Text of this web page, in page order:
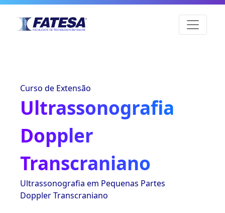
Curso de Extensão
Ultrassonografia
Doppler
Transcraniano
Ultrassonografia em Pequenas Partes
Doppler Transcraniano